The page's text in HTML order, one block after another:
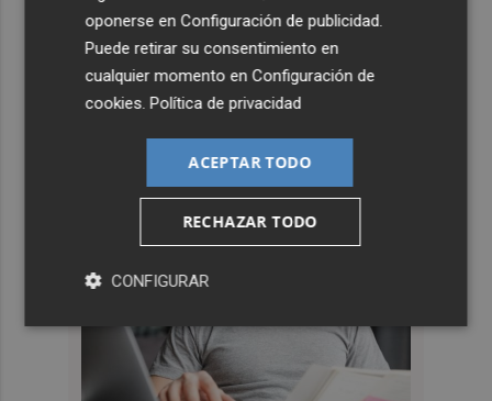
oponerse enConfiguración de publicidad.
Puede retirar su consentimiento en
cualquier momento enConfiguración de
cookies.Política de privacidad
ACEPTAR TODO
RECHAZAR TODO
CONFIGURAR